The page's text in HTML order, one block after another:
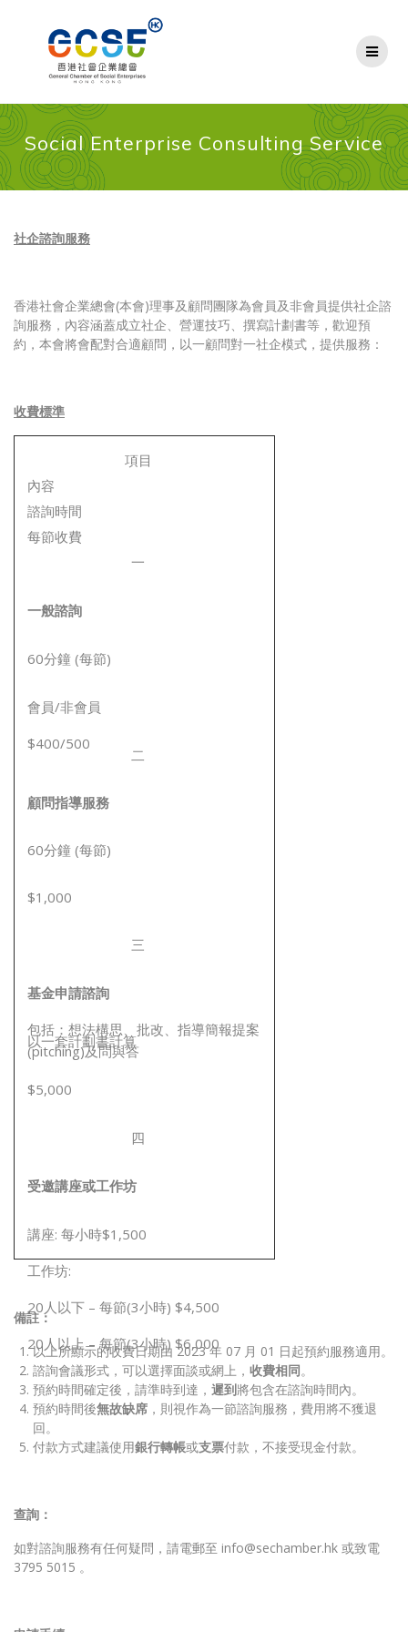
Social Enterprise Consulting Service
社企諮詢服務
香港社會企業總會(本會)理事及顧問團隊為會員及非會員提供社企諮
詢服務，內容涵蓋成立社企、營運技巧、撰寫計劃書等，歡迎預
約，本會將會配對合適顧問，以一顧問對一社企模式，提供服務：
收費標準
項目
內容
諮詢時間
每節收費
一
一般諮詢
60分鐘 (每節)
會員/非會員
$400/500
二
顧問指導服務
60分鐘 (每節)
$1,000
三
基金申請諮詢
包括：想法構思、批改、指導簡報提案
(pitching)及問與答
以一套計劃書計算
$5,000
四
受邀講座或工作坊
講座: 每小時$1,500
工作坊:
20人以下 – 每節(3小時) $4,500
20人以上 – 每節(3小時) $6,000
備註：
以上所顯示的收費日期由 2023 年 07 月 01 日起預約服務適用。
諮詢會議形式，可以選擇面談或網上， 收費相同。
預約時間確定後，請準時到達， 遲到將包含在諮詢時間內。
預約時間後無故缺席 ，則視作為一節諮詢服務，費用將不獲退
回。
付款方式建議使用銀行轉帳或支票付款，不接受現金付款。
查詢：
如對諮詢服務有任何疑問，請電郵至 info@sechamber.hk 或致電
3795 5015 。